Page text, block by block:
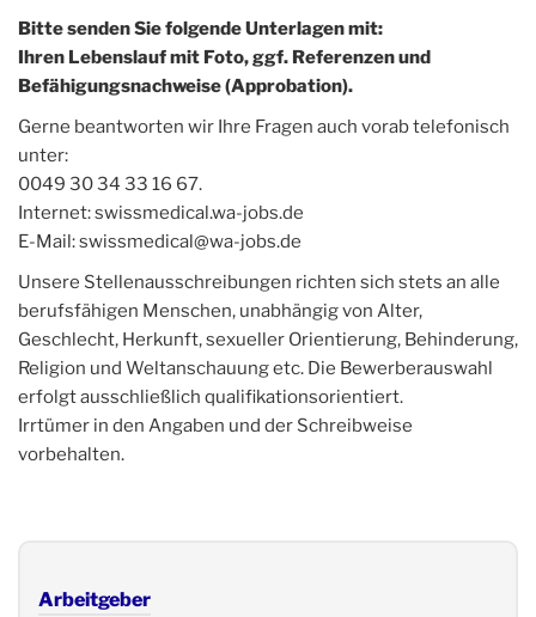
Bitte senden Sie folgende Unterlagen mit:
Ihren Lebenslauf mit Foto, ggf. Referenzen und
Befähigungsnachweise (Approbation).
Gerne beantworten wir Ihre Fragen auch vorab telefonisch
unter:
0049 30 34 33 16 67.
Internet: swissmedical.wa-jobs.de
E-Mail: swissmedical@wa-jobs.de
Unsere Stellenausschreibungen richten sich stets an alle
berufsfähigen Menschen, unabhängig von Alter,
Geschlecht, Herkunft, sexueller Orientierung, Behinderung,
Religion und Weltanschauung etc. Die Bewerberauswahl
erfolgt ausschließlich qualifikationsorientiert.
Irrtümer in den Angaben und der Schreibweise
vorbehalten.
Arbeitgeber